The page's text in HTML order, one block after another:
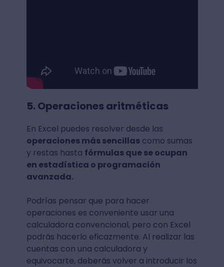
5. Operaciones aritméticas
En Excel puedes resolver desde las
operaciones más sencillascomo sumas
y restas hasta fórmulas que se ocupan
en estadística o programación
avanzada.
Podrías pensar que para hacer
operaciones es conveniente usar una
calculadora convencional, pero con Excel
podrás hacerlo eficazmente. Al realizar las
cuentas con una calculadora y
equivocarte, deberás volver a introducir los